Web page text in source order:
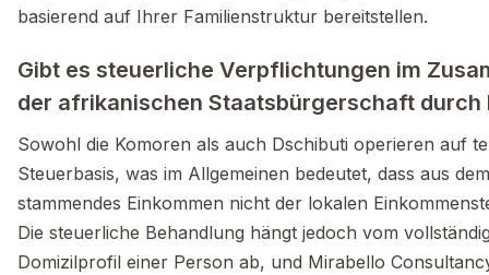
basierend auf Ihrer Familienstruktur bereitstellen.
Gibt es steuerliche Verpflichtungen im
der afrikanischen Staatsbürgerschaft durch
Sowohl die Komoren als auch Dschibuti operieren auf
Steuerbasis, was im Allgemeinen bedeutet, dass aus
stammendes Einkommen nicht der lokalen
Die steuerliche Behandlung hängt jedoch vom
Domizilprofil einer Person ab, und Mirabello